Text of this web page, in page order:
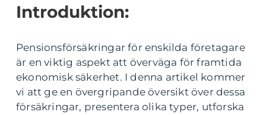
Introduktion:
Pensionsförsäkringar för enskilda företagare
är en viktig aspekt att överväga för framtida
ekonomisk säkerhet. I denna artikel kommer
vi att ge en övergripande översikt över dessa
försäkringar, presentera olika typer, utforska